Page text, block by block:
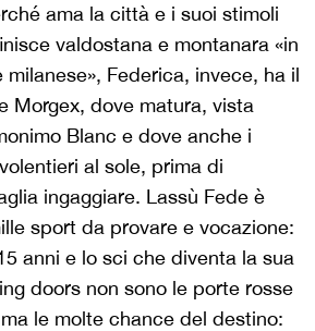
ama la città e i suoi stimoli
valdostana e montanara «in
Federica, invece, ha il
Morgex, dove matura, vista
Blanc e dove anche i
al sole, prima di
ingaggiare. Lassù Fede è
sport da provare e vocazione:
anni e lo sci che diventa la sua
doors non sono le porte rosse
le molte chance del destino: